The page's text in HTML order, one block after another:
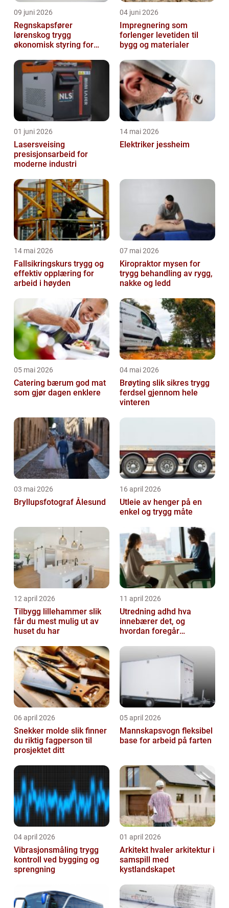
09 juni 2026
Regnskapsfører
lørenskog trygg
økonomisk styring for
bedrifter
04 juni 2026
Impregnering som
forlenger levetiden til
bygg og materialer
01 juni 2026
Lasersveising
presisjonsarbeid for
moderne industri
14 mai 2026
Elektriker jessheim
14 mai 2026
Fallsikringskurs trygg og
effektiv opplæring for
arbeid i høyden
07 mai 2026
Kiropraktor mysen for
trygg behandling av rygg,
nakke og ledd
05 mai 2026
Catering bærum god mat
som gjør dagen enklere
04 mai 2026
Brøyting slik sikres trygg
ferdsel gjennom hele
vinteren
03 mai 2026
Bryllupsfotograf Ålesund
16 april 2026
Utleie av henger på en
enkel og trygg måte
12 april 2026
Tilbygg lillehammer slik
får du mest mulig ut av
huset du har
11 april 2026
Utredning adhd hva
innebærer det, og
hvordan foregår
06 april 2026
Snekker molde slik finner
du riktig fagperson til
prosjektet ditt
05 april 2026
Mannskapsvogn fleksibel
base for arbeid på farten
04 april 2026
Vibrasjonsmåling trygg
kontroll ved bygging og
sprengning
01 april 2026
Arkitekt hvaler arkitektur i
samspill med
kystlandskapet